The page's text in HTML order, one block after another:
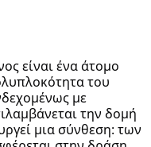
είναι ένα άτομο
του
με
την δομή
μια σύνθεση: των